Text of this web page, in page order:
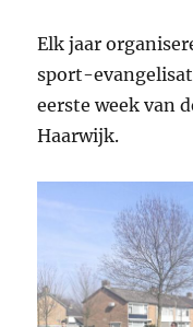
Elk jaar
sport-
eerste week van
Haarwijk.